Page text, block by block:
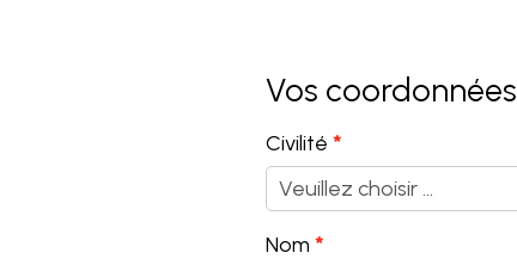
Vos coordonnées
Civilité
Nom